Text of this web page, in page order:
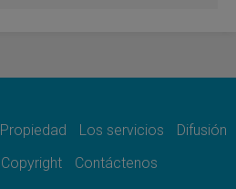
del cristiano"
Los servicios
Difusión
Copyright Contáctenos